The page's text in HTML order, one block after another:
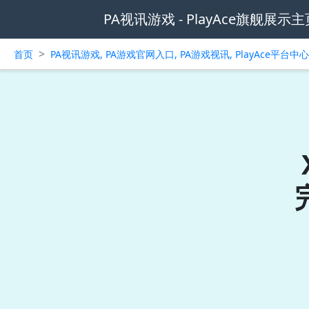
PA视讯游戏 - PlayAce旗舰展示主
首页 > PA视讯游戏, PA游戏官网入口, PA游戏视讯, PlayAce平台中